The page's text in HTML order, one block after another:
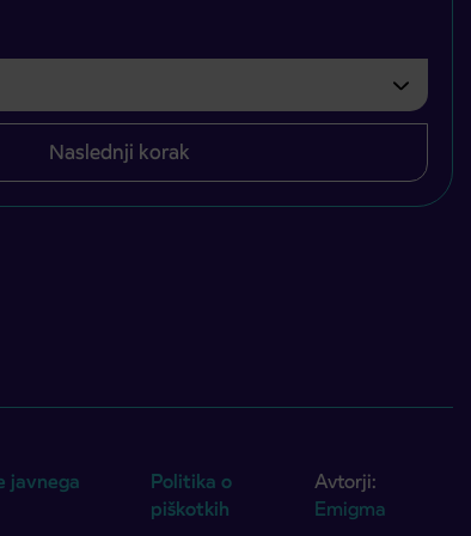
Naslednji korak
javnega
Politika o
piškotkih
Avtorji:
Emigma